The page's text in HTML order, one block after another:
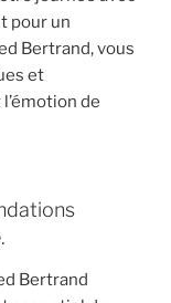
pour un
Bertrand, vous
et
de
Bertrand